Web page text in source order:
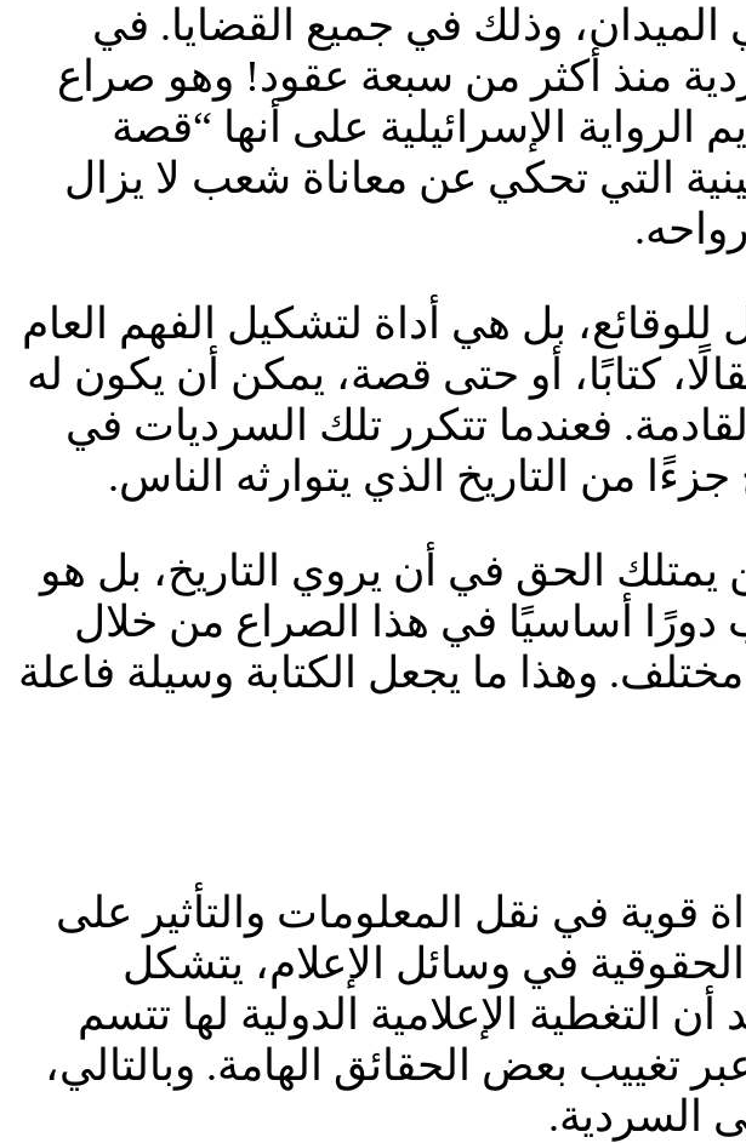
الميدان، وذلك في جميع القضايا. في
منذ أكثر من سبعة عقود! وهو صراع
الإسرائيلية على أنها “قصة
التي تحكي عن معاناة شعب لا يزال
بل هي أداة لتشكيل الفهم العام
كتابًا، أو حتى قصة، يمكن أن يكون له
فعندما تتكرر تلك السرديات في
جزءًا من التاريخ الذي يتوارثه الناس.
الحق في أن يروي التاريخ، بل هو
دورًا أساسيًا في هذا الصراع من خلال
وهذا ما يجعل الكتابة وسيلة فاعلة
قوية في نقل المعلومات والتأثير على
في وسائل الإعلام، يتشكل
الإعلامية الدولية لها تتسم
تغييب بعض الحقائق الهامة. وبالتالي،
السردية.